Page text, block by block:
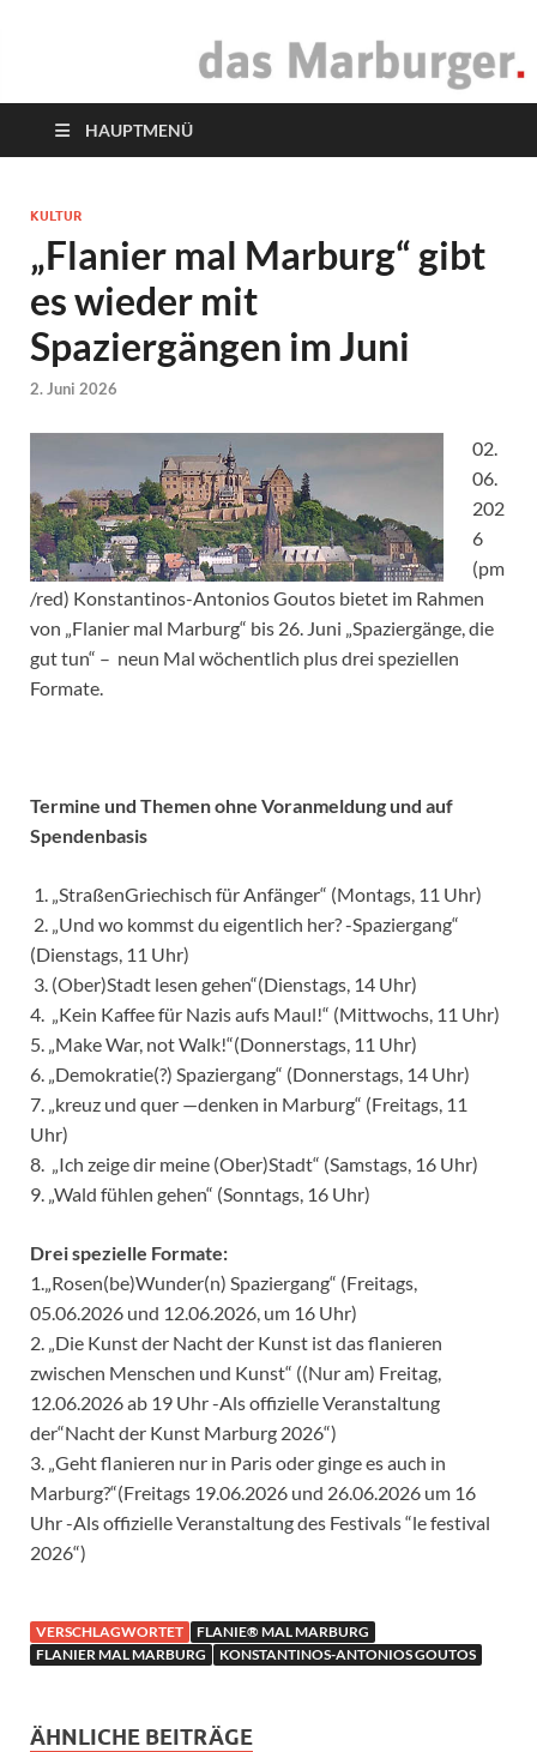
das Marburger.
HAUPTMENÜ
KULTUR
„Flanier mal Marburg“ gibt
es wieder mit
Spaziergängen im Juni
2. Juni 2026
02.
06.
202
6
(pm
/red) Konstantinos-Antonios Goutos bietet im Rahmen
von „Flanier mal Marburg“ bis 26. Juni „Spaziergänge, die
gut tun“ – neun Mal wöchentlich plus drei speziellen
Formate.
Termine und Themen ohne Voranmeldung und auf
Spendenbasis
1. „StraßenGriechisch für Anfänger“ (Montags, 11 Uhr)
2. „Und wo kommst du eigentlich her? -Spaziergang“
(Dienstags, 11 Uhr)
3. (Ober)Stadt lesen gehen“(Dienstags, 14 Uhr)
4. „Kein Kaffee für Nazis aufs Maul!“ (Mittwochs, 11 Uhr)
5. „Make War, not Walk!“(Donnerstags, 11 Uhr)
6. „Demokratie(?) Spaziergang“ (Donnerstags, 14 Uhr)
7. „kreuz und quer —denken in Marburg“ (Freitags, 11
Uhr)
8. „Ich zeige dir meine (Ober)Stadt“ (Samstags, 16 Uhr)
9. „Wald fühlen gehen“ (Sonntags, 16 Uhr)
Drei spezielle Formate:
1.„Rosen(be)Wunder(n) Spaziergang“ (Freitags,
05.06.2026 und 12.06.2026, um 16 Uhr)
2. „Die Kunst der Nacht der Kunst ist das flanieren
zwischen Menschen und Kunst“ ((Nur am) Freitag,
12.06.2026 ab 19 Uhr -Als offizielle Veranstaltung
der“Nacht der Kunst Marburg 2026“)
3. „Geht flanieren nur in Paris oder ginge es auch in
Marburg?“(Freitags 19.06.2026 und 26.06.2026 um 16
Uhr -Als offizielle Veranstaltung des Festivals “le festival
2026“)
VERSCHLAGWORTET
FLANIE® MAL MARBURG
FLANIER MAL MARBURG
KONSTANTINOS-ANTONIOS GOUTOS
ÄHNLICHE BEITRÄGE